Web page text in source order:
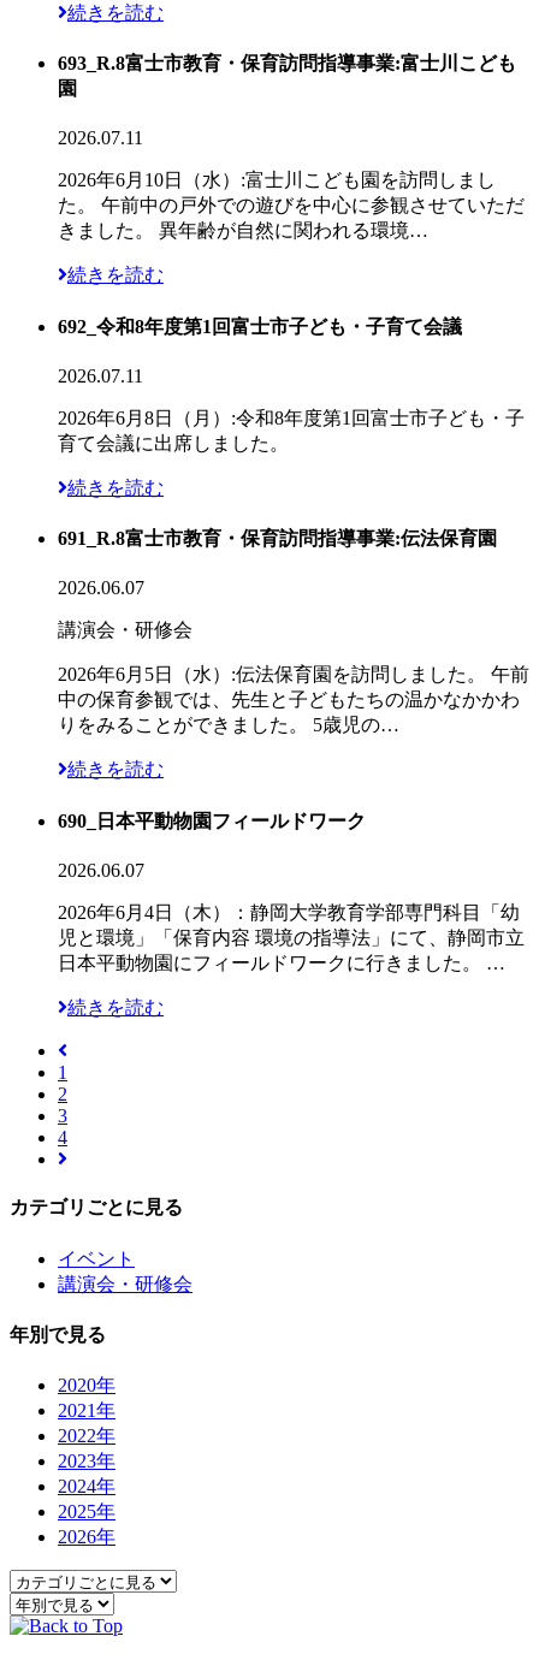
続きを読む
693_R.8富士市教育・保育訪問指導事業:富士川こども
園
2026.07.11
2026年6月10日（水）:富士川こども園を訪問しまし
た。 午前中の戸外での遊びを中心に参観させていただ
きました。 異年齢が自然に関われる環境…
続きを読む
692_令和8年度第1回富士市子ども・子育て会議
2026.07.11
2026年6月8日（月）:令和8年度第1回富士市子ども・子
育て会議に出席しました。
続きを読む
691_R.8富士市教育・保育訪問指導事業:伝法保育園
2026.06.07
講演会・研修会
2026年6月5日（水）:伝法保育園を訪問しました。 午前
中の保育参観では、先生と子どもたちの温かなかかわ
りをみることができました。 5歳児の…
続きを読む
690_日本平動物園フィールドワーク
2026.06.07
2026年6月4日（木）：静岡大学教育学部専門科目「幼
児と環境」「保育内容 環境の指導法」にて、静岡市立
日本平動物園にフィールドワークに行きました。 …
続きを読む
1
2
3
4
カテゴリごとに見る
イベント
講演会・研修会
年別で見る
2020年
2021年
2022年
2023年
2024年
2025年
2026年